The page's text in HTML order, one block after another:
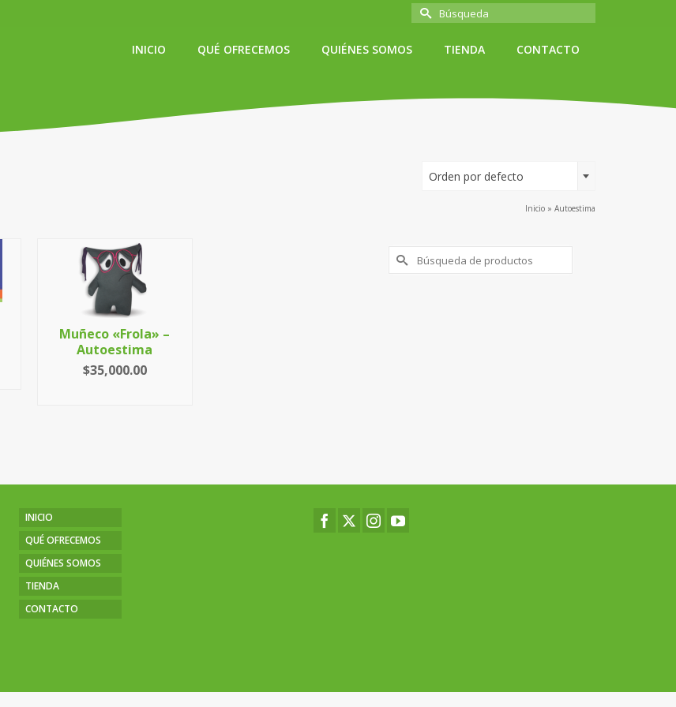
Buscar
por:
INICIO
QUÉ OFRECEMOS QUIÉNES SOMOS TIENDA CONTACTO
Orden por defecto
Inicio » Autoestima
Muñeco «Frola» –
Autoestima
$35,000.00
Buscar
por:
INICIO
QUÉ OFRECEMOS
QUIÉNES SOMOS
TIENDA
CONTACTO